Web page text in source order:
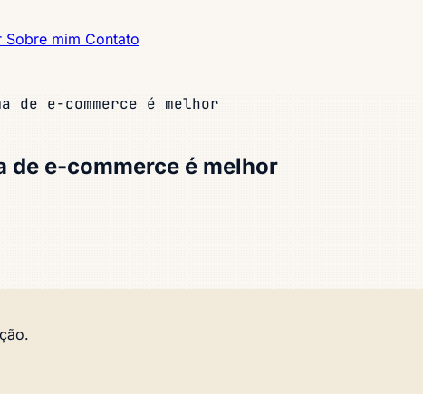
Sobre mim Contato
de e-commerce é melhor
de e-commerce é melhor